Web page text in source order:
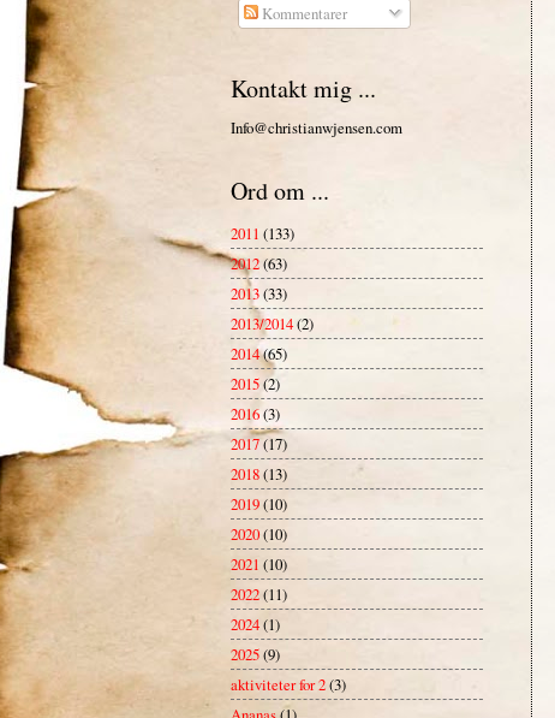
Kommentarer
Kontakt mig ...
Info@christianwjensen.com
Ord om ...
2011 (133)
2012(63)
2013(33)
2013/2014(2)
2014(65)
2015(2)
2016(3)
2017(17)
2018(13)
2019(10)
2020(10)
2021 (10)
2022(11)
2024(1)
2025(9)
aktiviteter for 2(3)